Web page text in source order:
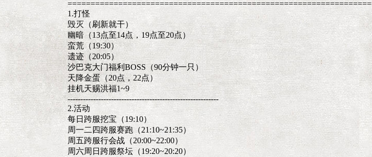
1.打怪
毁灭（刷新就干）
幽暗（13点至14点，19点至20点）
蛮荒（19:30）
遗迹（20:05）
沙巴克大门福利BOSS（90分钟一只）
天降金蛋（20点，22点）
挂机天赐洪福1~9
-----------------------------------------------------------
2.活动
每日跨服挖宝（19:10）
周一二四跨服赛跑（21:10~21:35）
周五跨服行会战（20:00~22:00）
周六周日跨服祭坛（19:20~20:20）